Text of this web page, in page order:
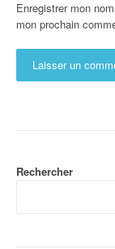
Enregistrer mon
mon prochain
Rechercher